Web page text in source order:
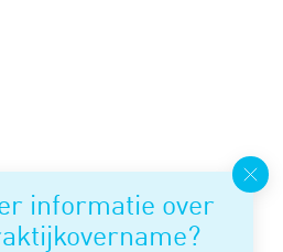
informatie over